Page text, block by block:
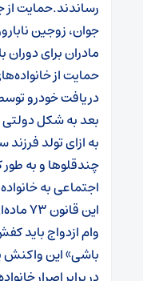
رساندند.حمایت از
جوان، زوجین
مادران برای دوران
حمایت از
دریافت خودرو
بعد به شکل
به ازای تولد
چندقلوها و به
اجتماعی به
این قانون ۷۳ ماده‌ای دنبال می‌کند.
وام ازدواج باید